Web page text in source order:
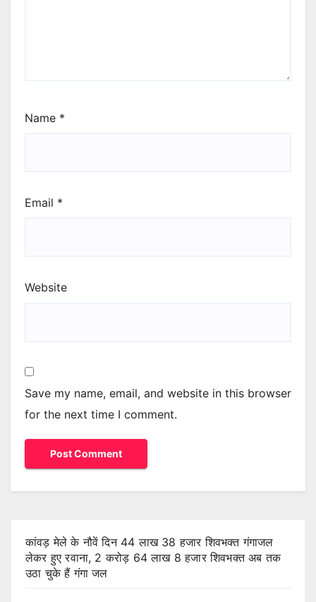
Name *
Email *
Website
Save my name, email, and website in this browser
for the next time I comment.
कांवड़ मेले के नौवें दिन 44 लाख 38 हजार शिवभक्त गंगाजल
लेकर हुए रवाना, 2 करोड़ 64 लाख 8 हजार शिवभक्त अब तक
उठा चुके हैं गंगा जल